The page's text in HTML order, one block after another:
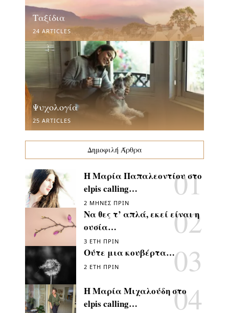
Ταξίδια
24 ARTICLES
Ψυχολογία
25 ARTICLES
Δημοφιλή Άρθρα
Η Μαρία Παπαλεοντίου στο
elpis calling…
2 ΜΉΝΕΣ ΠΡΙΝ
Να θες τ’ απλά, εκεί είναι η
ουσία…
3 ΈΤΗ ΠΡΙΝ
Ούτε μια κουβέρτα…
2 ΈΤΗ ΠΡΙΝ
Η Μαρία Μιχαλούδη στο
elpis calling…